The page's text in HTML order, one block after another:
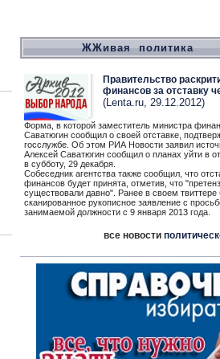
ЖЖивая политика
Правительство
финансов за отставку
(Lenta.ru, 29.12.2012)
Форма, в которой заместитель министра
Саватюгин сообщил о своей отставке,
госслужбе. Об этом РИА Новости заявил
Алексей Саватюгин сообщил о планах уйти в
в субботу, 29 декабря.
Собеседник агентства также сообщил, что
финансов будет принята, отметив, что
существовали давно". Ранее в своем твиттере
сканированное рукописное заявление с
занимаемой должности с 9 января 2013 года.
все новости